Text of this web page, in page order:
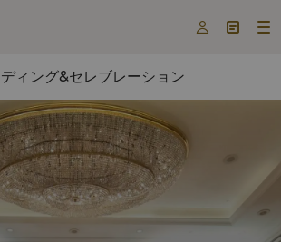
  
ィング&セレブレーション